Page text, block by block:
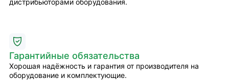
дистрибьюторами оборудования.
Гарантийные обязательства
Хорошая надёжность и гарантия от производителя на
оборудование и комплектующие.